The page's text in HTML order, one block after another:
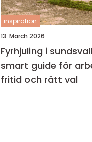
inspiration
13. March 2026
Fyrhjuling i sundsvall
smart guide för
fritid och rätt val